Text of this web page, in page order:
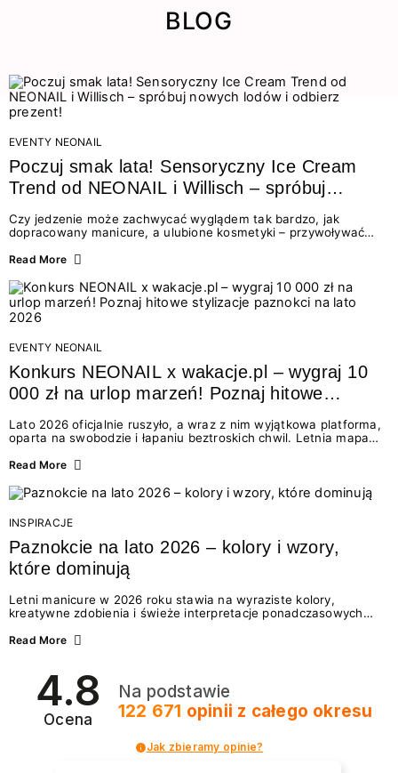
BLOG
EVENTY NEONAIL
Poczuj smak lata! Sensoryczny Ice Cream
Trend od NEONAIL i Willisch – spróbuj
nowych lodów i odbierz prezent!
Czy jedzenie może zachwycać wyglądem tak bardzo, jak
dopracowany manicure, a ulubione kosmetyki – przywoływać
świata beauty i oszałamiających deserów to coś więcej niż
zmysłami: przez soczysty kolor, aksamitną teksturę,
orzeźwiający zapach i słodki akcent na podniebieniu. Tego lata
NEONAIL łączy siły z marką Willisch, tworząc unikalny projekt
na styku jedzenia i piękna....
Read More
EVENTY NEONAIL
Konkurs NEONAIL x wakacje.pl – wygraj 10
000 zł na urlop marzeń! Poznaj hitowe
Lato 2026 oficjalnie ruszyło, a wraz z nim wyjątkowa platforma,
oparta na swobodzie i łapaniu beztroskich chwil. Letnia mapa
doświadczenia wakacji – od spontanicznych wyjazdów, przez
Motywem przewodnim jest eksplorowanie i kolekcjonowanie
letnich momentów. Z tej okazji przygotowaliśmy coś absolutnie
wyjątkowego: wielki konkurs z wakacje.pl oraz dawkę
najgorętszych trendów w...
Read More
INSPIRACJE
Paznokcie na lato 2026 – kolory i wzory,
które dominują
Letni manicure w 2026 roku stawia na wyraziste kolory,
kreatywne zdobienia i świeże interpretacje ponadczasowych
zarówno energetycznych odcieni inspirowanych wakacjami, jak
2026? Znajdź inspirację dla swojego manicure!
Read More
4.8
Ocena
Na podstawie
122 671 opinii z całego okresu
Jak zbieramy opinie?